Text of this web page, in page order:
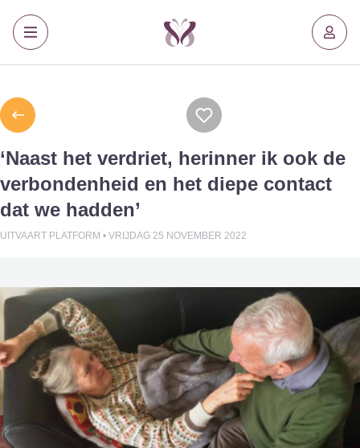
‘Naast het verdriet, herinner ik ook de
verbondenheid en het diepe contact
dat we hadden’
UITVAART PLATFORM • VRIJDAG 25 NOVEMBER 2022